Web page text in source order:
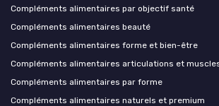
Compléments alimentaires par objectif santé
Compléments alimentaires beauté
Compléments alimentaires forme et bien-être
Compléments alimentaires articulations et
Compléments alimentaires par forme
Compléments alimentaires naturels et premium